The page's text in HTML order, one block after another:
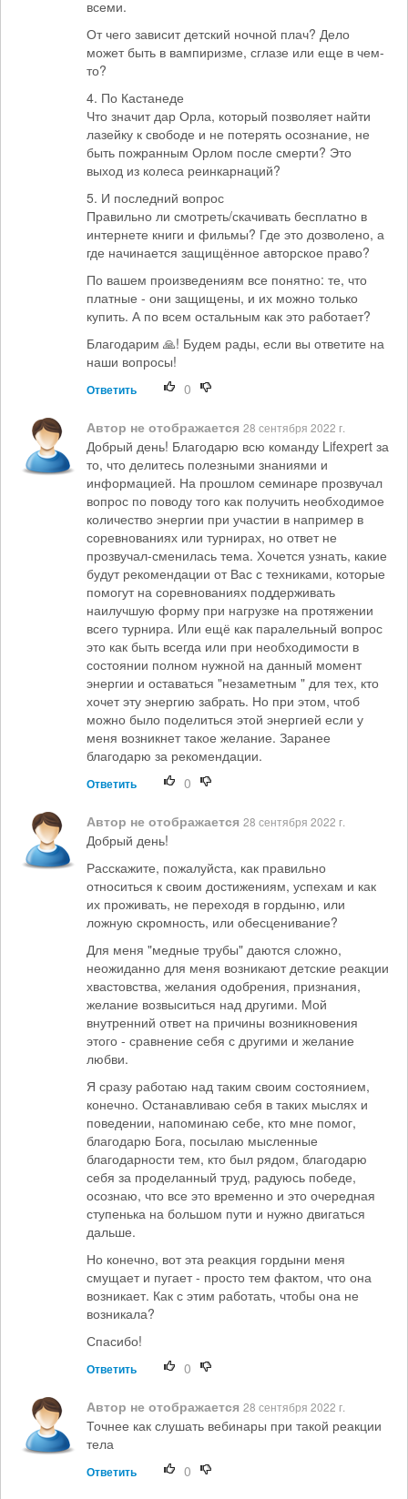
всеми.
От чего зависит детский ночной плач? Дело
может быть в вампиризме, сглазе или еще в чем-
то?
4. По Кастанеде
Что значит дар Орла, который позволяет найти
лазейку к свободе и не потерять осознание, не
быть пожранным Орлом после смерти? Это
выход из колеса реинкарнаций?
5. И последний вопрос
Правильно ли смотреть/скачивать бесплатно в
интернете книги и фильмы? Где это дозволено, а
где начинается защищённое авторское право?
По вашем произведениям все понятно: те, что
платные - они защищены, и их можно только
купить. А по всем остальным как это работает?
Благодарим 🙏! Будем рады, если вы ответите на
наши вопросы!
Ответить 0
Автор не отображается 28 сентября 2022 г.
Добрый день! Благодарю всю команду Lifexpert за
то, что делитесь полезными знаниями и
информацией. На прошлом семинаре прозвучал
вопрос по поводу того как получить необходимое
количество энергии при участии в например в
соревнованиях или турнирах, но ответ не
прозвучал-сменилась тема. Хочется узнать, какие
будут рекомендации от Вас с техниками, которые
помогут на соревнованиях поддерживать
наилучшую форму при нагрузке на протяжении
всего турнира. Или ещё как паралельный вопрос
это как быть всегда или при необходимости в
состоянии полном нужной на данный момент
энергии и оставаться "незаметным " для тех, кто
хочет эту энергию забрать. Но при этом, чтоб
можно было поделиться этой энергией если у
меня возникнет такое желание. Заранее
благодарю за рекомендации.
Ответить 0
Автор не отображается 28 сентября 2022 г.
Добрый день!
Расскажите, пожалуйста, как правильно
относиться к своим достижениям, успехам и как
их проживать, не переходя в гордыню, или
ложную скромность, или обесценивание?
Для меня "медные трубы" даются сложно,
неожиданно для меня возникают детские реакции
хвастовства, желания одобрения, признания,
желание возвыситься над другими. Мой
внутренний ответ на причины возникновения
этого - сравнение себя с другими и желание
любви.
Я сразу работаю над таким своим состоянием,
конечно. Останавливаю себя в таких мыслях и
поведении, напоминаю себе, кто мне помог,
благодарю Бога, посылаю мысленные
благодарности тем, кто был рядом, благодарю
себя за проделанный труд, радуюсь победе,
осознаю, что все это временно и это очередная
ступенька на большом пути и нужно двигаться
дальше.
Но конечно, вот эта реакция гордыни меня
смущает и пугает - просто тем фактом, что она
возникает. Как с этим работать, чтобы она не
возникала?
Спасибо!
Ответить 0
Автор не отображается 28 сентября 2022 г.
Точнее как слушать вебинары при такой реакции
тела
Ответить 0